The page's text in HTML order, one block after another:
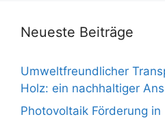
Neueste Beiträge
Umweltfreundlicher
Holz: ein nachhaltiger
Photovoltaik Förderung